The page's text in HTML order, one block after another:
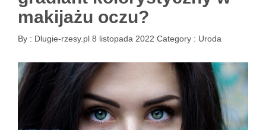
makijażu oczu?
By : Dlugie-rzesy.pl 8 listopada 2022 Category : Uroda